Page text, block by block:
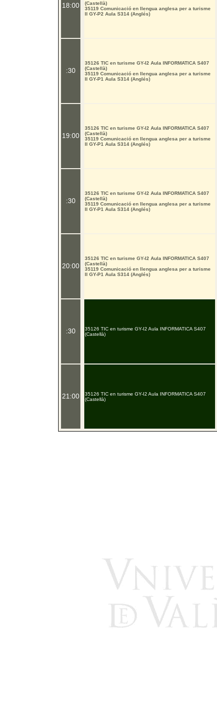
18:00
:30
19:00
:30
20:00
:30
21:00
(Castellà)
35119 Comunicació en llengua anglesa per a turisme
II GY-P2 Aula S314 (Anglés)
35126 TIC en turisme GY-I2 Aula INFORMATICA S407
(Castellà)
35119 Comunicació en llengua anglesa per a turisme
II GY-P1 Aula S314 (Anglés)
35126 TIC en turisme GY-I2 Aula INFORMATICA S407
(Castellà)
35119 Comunicació en llengua anglesa per a turisme
II GY-P1 Aula S314 (Anglés)
35126 TIC en turisme GY-I2 Aula INFORMATICA S407
(Castellà)
35119 Comunicació en llengua anglesa per a turisme
II GY-P1 Aula S314 (Anglés)
35126 TIC en turisme GY-I2 Aula INFORMATICA S407
(Castellà)
35119 Comunicació en llengua anglesa per a turisme
II GY-P1 Aula S314 (Anglés)
35126 TIC en turisme GY-I2 Aula INFORMATICA S407
(Castellà)
35126 TIC en turisme GY-I2 Aula INFORMATICA S407
(Castellà)